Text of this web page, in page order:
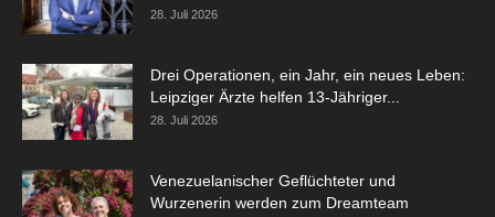
28. Juli 2026
Drei Operationen, ein Jahr, ein neues Leben:
Leipziger Ärzte helfen 13-Jähriger...
28. Juli 2026
Venezuelanischer Geflüchteter und
Wurzenerin werden zum Dreamteam